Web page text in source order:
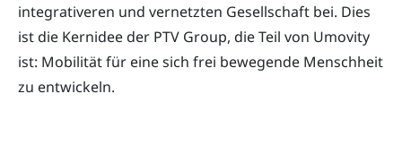
integrativeren und vernetzten Gesellschaft bei. Dies
ist die Kernidee der PTV Group, die Teil von Umovity
ist: Mobilität für eine sich frei bewegende Menschheit
zu entwickeln.